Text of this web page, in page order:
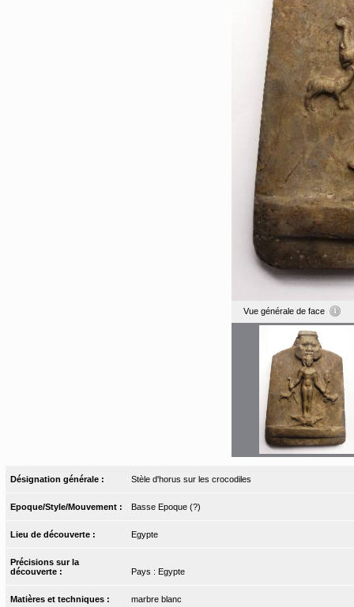
Vue générale de face
Désignation générale : Stèle d'horus sur les crocodiles
Epoque/Style/Mouvement : Basse Epoque (?)
Lieu de découverte : Egypte
Précisions sur la
découverte :
Pays : Egypte
Matières et techniques : marbre blanc